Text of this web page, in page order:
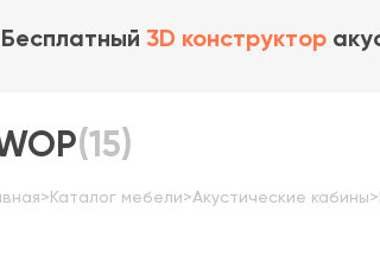
Бесплатный 3D конструктор
(15)
> Каталог мебели>Акустические кабины>